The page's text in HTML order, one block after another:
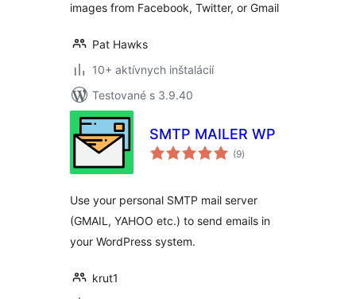
images from Facebook, Twitter, or Gmail
Pat Hawks
10+ aktívnych inštalácií
Testované s 3.9.40
SMTP MAILER WP
(9celkové
hodnotenie
)
Use your personal SMTP mail server
(GMAIL, YAHOO etc.) to send emails in
your WordPress system.
krut1